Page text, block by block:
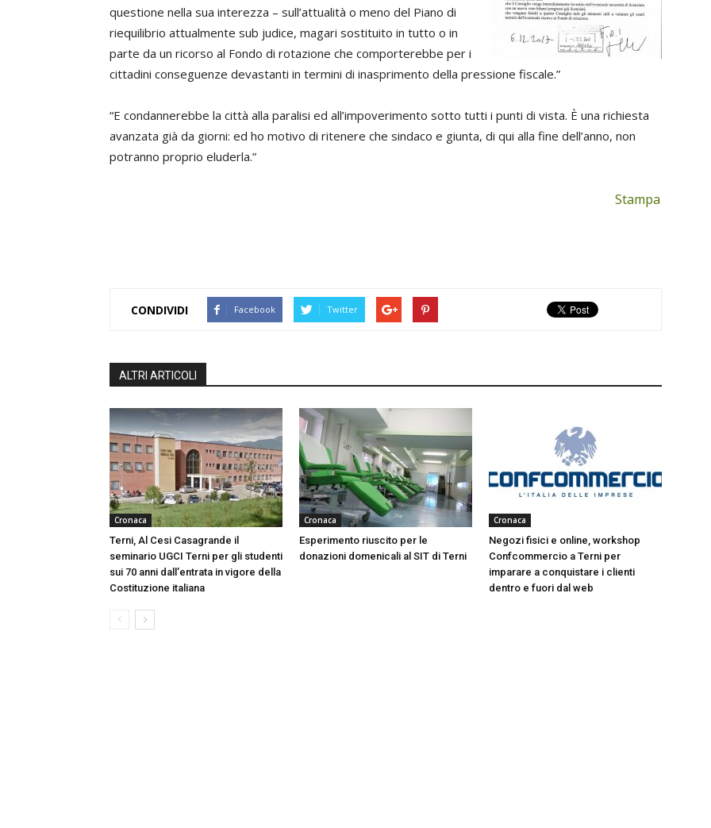
questione nella sua interezza – sull’attualità o meno del Piano di
riequilibrio attualmente sub judice, magari sostituito in tutto o in
parte da un ricorso al Fondo di rotazione che comporterebbe per i
cittadini conseguenze devastanti in termini di inasprimento della pressione fiscale.”
“E condannerebbe la città alla paralisi ed all’impoverimento sotto tutti i punti di vista. È una richiesta
avanzata già da giorni: ed ho motivo di ritenere che sindaco e giunta, di qui alla fine dell’anno, non
potranno proprio eluderla.”
Stampa
CONDIVIDI Facebook Twitter
ALTRI ARTICOLI
Cronaca
Terni, Al Cesi Casagrande il
seminario UGCI Terni per gli studenti
sui 70 anni dall’entrata in vigore della
Costituzione italiana
Cronaca
Esperimento riuscito per le
donazioni domenicali al SIT di Terni
Cronaca
Negozi fisici e online, workshop
Confcommercio a Terni per
imparare a conquistare i clienti
dentro e fuori dal web